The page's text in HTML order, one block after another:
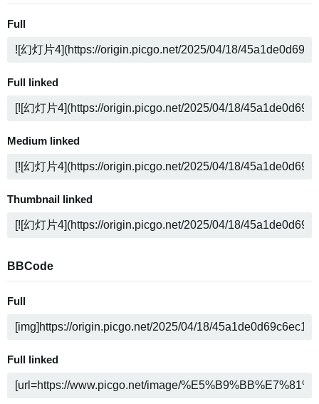
Full
Full linked
Medium linked
Thumbnail linked
BBCode
Full
Full linked